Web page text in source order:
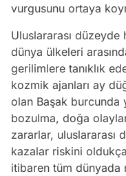
vurgusunu ortaya
Uluslararası
dünya ülkeleri
gerilimlere tanıklık
kozmik ajanları ay
olan Başak burcunda
bozulma, doğa
zararlar, uluslararası
kazalar riskini
itibaren tüm dünyada